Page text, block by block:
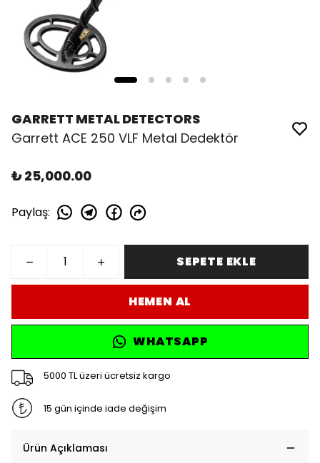
GARRETT METAL DETECTORS
Garrett ACE 250 VLF Metal Dedektör
₺ 25,000.00
Paylaş:
SEPETE EKLE
HEMEN AL
WHATSAPP
5000 TL üzeri ücretsiz kargo
15 gün içinde iade değişim
Ürün Açıklaması